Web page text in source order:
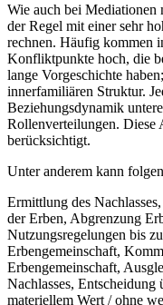
Wie auch bei
der Regel mit einer sehr
rechnen. Häufig kommen
Konfliktpunkte hoch, die
lange Vorgeschichte
innerfamiliären Struktur.
Beziehungsdynamik
Rollenverteilungen. Diese
berücksichtigt.
Unter anderem kann
Ermittlung des
der Erben, Abgrenzung
Nutzungsregelungen bis
Erbengemeinschaft,
Erbengemeinschaft,
Nachlasses, Entscheidung
materiellem Wert / ohne